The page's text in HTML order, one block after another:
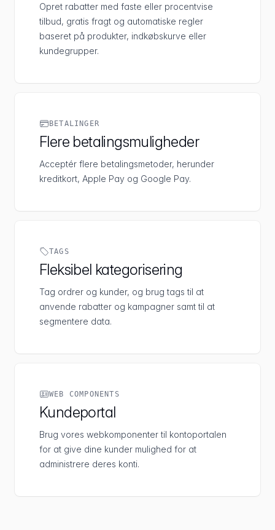
Opret rabatter med faste eller procentvise
tilbud, gratis fragt og automatiske regler
baseret på produkter, indkøbskurve eller
kundegrupper.
BETALINGER
Flere betalingsmuligheder
Acceptér flere betalingsmetoder, herunder
kreditkort, Apple Pay og Google Pay.
TAGS
Fleksibel kategorisering
Tag ordrer og kunder, og brug tags til at
anvende rabatter og kampagner samt til at
segmentere data.
WEB COMPONENTS
Kundeportal
Brug vores webkomponenter til kontoportalen
for at give dine kunder mulighed for at
administrere deres konti.